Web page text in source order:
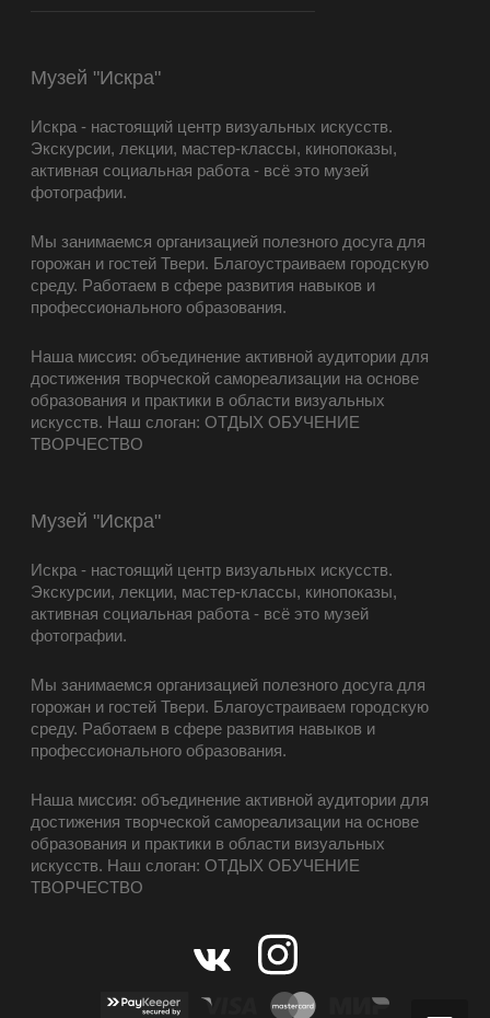
Музей "Искра"
Искра - настоящий центр визуальных искусств.
Экскурсии, лекции, мастер-классы, кинопоказы,
активная социальная работа - всё это музей
фотографии.
Мы занимаемся организацией полезного досуга для
горожан и гостей Твери. Благоустраиваем городскую
среду. Работаем в сфере развития навыков и
профессионального образования.
Наша миссия: объединение активной аудитории для
достижения творческой самореализации на основе
образования и практики в области визуальных
искусств. Наш слоган: ОТДЫХ ОБУЧЕНИЕ
ТВОРЧЕСТВО
Музей "Искра"
Искра - настоящий центр визуальных искусств.
Экскурсии, лекции, мастер-классы, кинопоказы,
активная социальная работа - всё это музей
фотографии.
Мы занимаемся организацией полезного досуга для
горожан и гостей Твери. Благоустраиваем городскую
среду. Работаем в сфере развития навыков и
профессионального образования.
Наша миссия: объединение активной аудитории для
достижения творческой самореализации на основе
образования и практики в области визуальных
искусств. Наш слоган: ОТДЫХ ОБУЧЕНИЕ
ТВОРЧЕСТВО